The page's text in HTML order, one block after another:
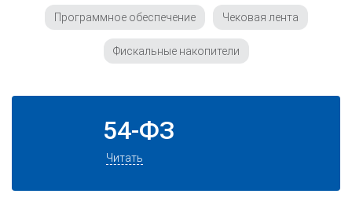
Программное обеспечение Чековая лента
Фискальные накопители
54-ФЗ
Читать